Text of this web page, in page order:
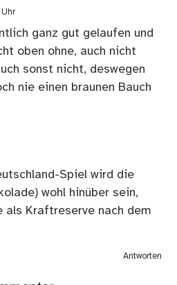
ganz gut gelaufen und
oben ohne, auch nicht
sonst nicht, deswegen
nie einen braunen Bauch
Spiel wird die
wohl hinüber sein,
als Kraftreserve nach dem
Antworten